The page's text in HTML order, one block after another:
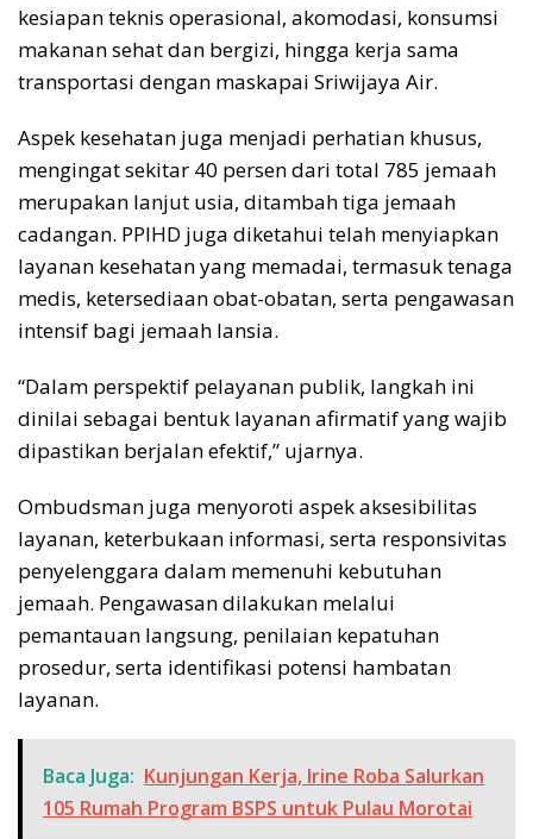
kesiapan teknis operasional, akomodasi, konsumsi
makanan sehat dan bergizi, hingga kerja sama
transportasi dengan maskapai Sriwijaya Air.
Aspek kesehatan juga menjadi perhatian khusus,
mengingat sekitar 40 persen dari total 785 jemaah
merupakan lanjut usia, ditambah tiga jemaah
cadangan. PPIHD juga diketahui telah menyiapkan
layanan kesehatan yang memadai, termasuk tenaga
medis, ketersediaan obat-obatan, serta pengawasan
intensif bagi jemaah lansia.
“Dalam perspektif pelayanan publik, langkah ini
dinilai sebagai bentuk layanan afirmatif yang wajib
dipastikan berjalan efektif,” ujarnya.
Ombudsman juga menyoroti aspek aksesibilitas
layanan, keterbukaan informasi, serta responsivitas
penyelenggara dalam memenuhi kebutuhan
jemaah. Pengawasan dilakukan melalui
pemantauan langsung, penilaian kepatuhan
prosedur, serta identifikasi potensi hambatan
layanan.
Baca Juga: Kunjungan Kerja, Irine Roba Salurkan
105 Rumah Program BSPS untuk Pulau Morotai